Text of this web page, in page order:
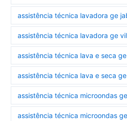
assistência técnica lavadora ge
assistência técnica lavadora ge
assistência técnica lava e seca
assistência técnica lava e seca
assistência técnica microondas
assistência técnica microondas